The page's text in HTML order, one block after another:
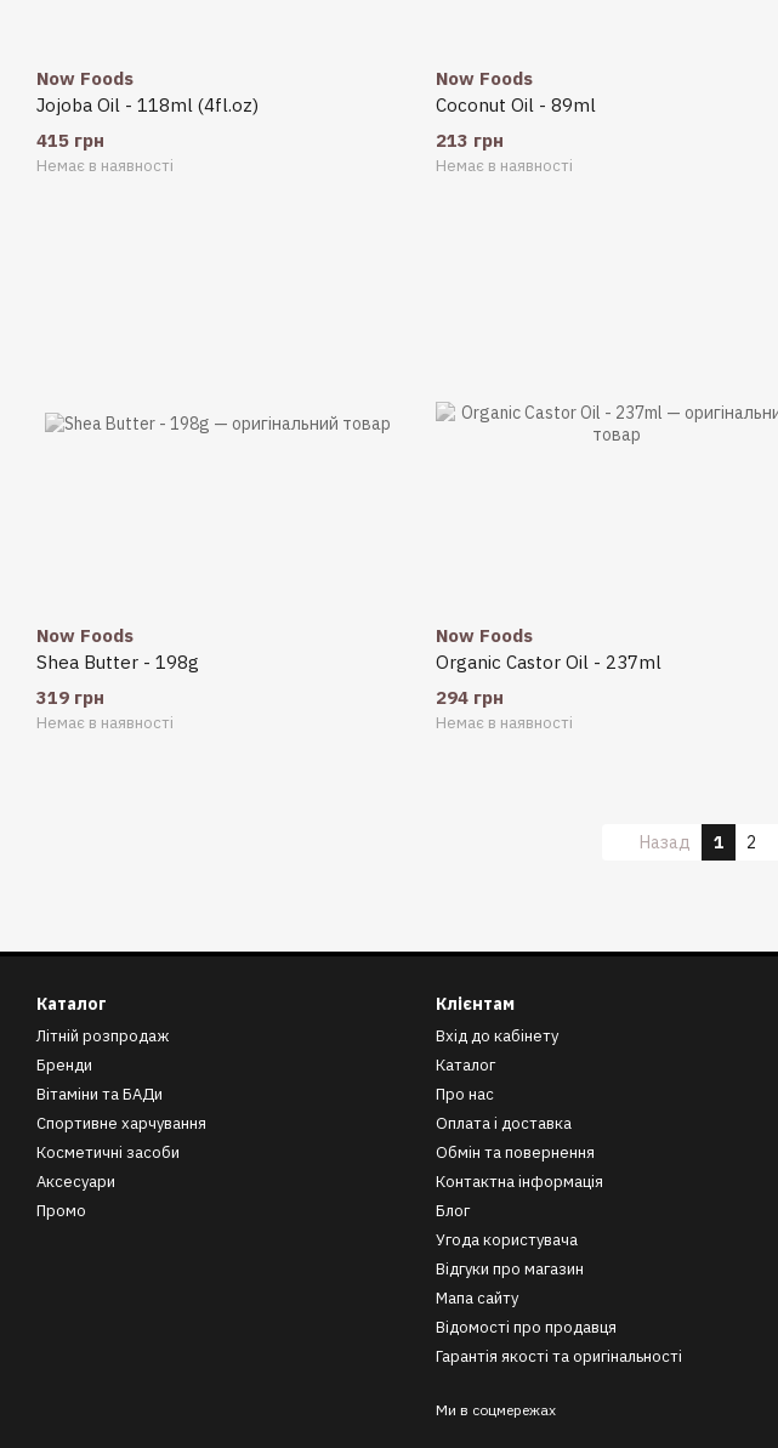
Now Foods
Jojoba Oil - 118ml (4fl.oz)
415 грн
Немає в наявності
Now Foods
Coconut Oil - 89ml
213 грн
Немає в наявності
Now Foods
Shea Butter - 198g
319 грн
Немає в наявності
Now Foods
Organic Castor Oil - 237ml
294 грн
Немає в наявності
Назад 1 2
Каталог
Літній розпродаж
Бренди
Вітаміни та БАДи
Спортивне харчування
Косметичні засоби
Аксесуари
Промо
Клієнтам
Вхід до кабінету
Каталог
Про нас
Оплата і доставка
Обмін та повернення
Контактна інформація
Блог
Угода користувача
Відгуки про магазин
Мапа сайту
Відомості про продавця
Гарантія якості та оригінальності
Ми в соцмережах